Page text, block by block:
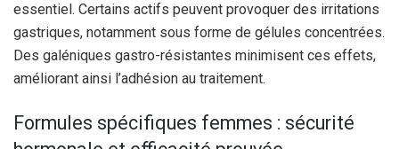
essentiel. Certains actifs peuvent provoquer des irritations
gastriques, notamment sous forme de gélules concentrées.
Des galéniques gastro-résistantes minimisent ces effets,
améliorant ainsi l’adhésion au traitement.
Formules spécifiques femmes : sécurité